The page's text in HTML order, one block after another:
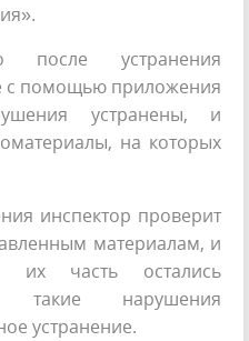
после устранения
с помощью приложения
устранены, и
на которых
инспектор проверит
материалам, и
их часть остались
такие нарушения
устранение.